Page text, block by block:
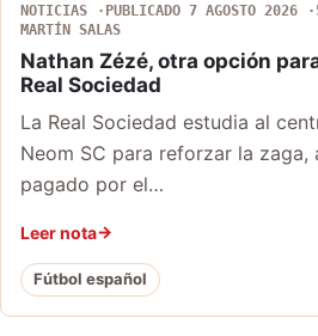
NOTICIAS PUBLICADO 7 AGOSTO 2026
MARTÍN SALAS
Nathan Zézé, otra opción
Real Sociedad
La Real Sociedad estudia al
Neom SC para reforzar la zaga,
pagado por el…
Leer nota
Fútbol español